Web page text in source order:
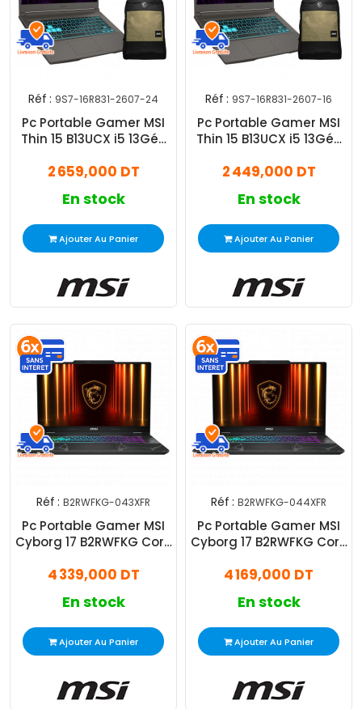
Réf : 9S7-16R831-2607-24
Pc Portable Gamer MSI
Thin 15 B13UCX i5 13Gén
2 659,000 DT
En stock
Ajouter Au Panier
Réf : 9S7-16R831-2607-16
Pc Portable Gamer MSI
Thin 15 B13UCX i5 13Gén
2 449,000 DT
En stock
Ajouter Au Panier
Réf : B2RWFKG-043XFR
Pc Portable Gamer MSI
Cyborg 17 B2RWFKG Core
5060
4 339,000 DT
En stock
Ajouter Au Panier
Réf : B2RWFKG-044XFR
Pc Portable Gamer MSI
Cyborg 17 B2RWFKG Core
5060
4 169,000 DT
En stock
Ajouter Au Panier